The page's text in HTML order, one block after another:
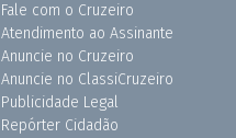
Fale com o Cruzeiro
Atendimento ao Assinante
Anuncie no Cruzeiro
Anuncie no ClassiCruzeiro
Publicidade Legal
Repórter Cidadão